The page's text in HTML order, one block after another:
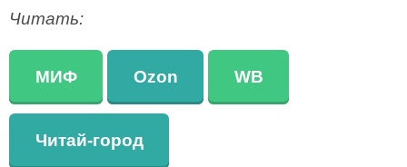
Читать:
МИФ Ozon WB
Читай-город